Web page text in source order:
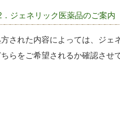
．ジェネリック医薬品のご案内
された内容によっては、ジェ
ちらをご希望されるか確認させ